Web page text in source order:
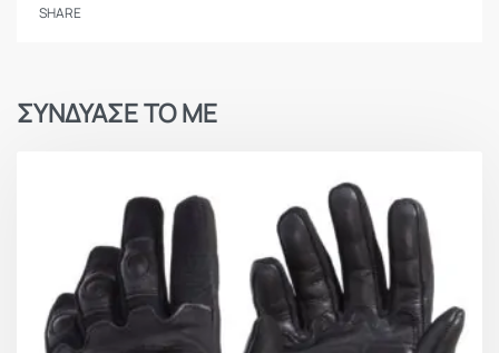
μνήμης, το οποίο απορροφά τους κραδασμούς και
κρούσεις και εκδορές κατά τη διάρκεια της εμπλοκής,
ενώ ειδικό αφρώδες υλικό προστατεύει την πρώτη
φάλαγγα κάθε δαχτύλου.
Είναι κατασκευασμένο από διαπνέον ύφασμα και
διαθέτει ενίσχυση ανθεκτικού δέρματος γύρω από το
ειδικό προστατευτικό, τις αρθρώσεις και τις άκρες
SHARE
ΣΥΝΔΥΑΣΕ ΤΟ ΜΕ